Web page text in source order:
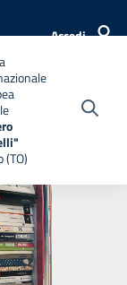
Accedi
(TO)